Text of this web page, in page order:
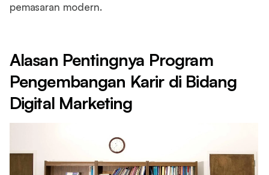
pemasaran modern.
Alasan Pentingnya Program
Pengembangan Karir di Bidang
Digital Marketing